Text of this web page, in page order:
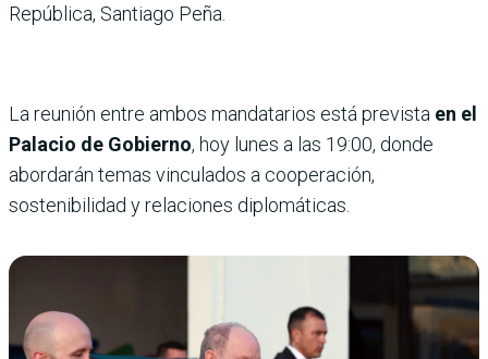
República, Santiago Peña.
La reunión entre ambos mandatarios está prevista en el
Palacio de Gobierno, hoy lunes a las 19:00, donde
abordarán temas vinculados a cooperación,
sostenibilidad y relaciones diplomáticas.